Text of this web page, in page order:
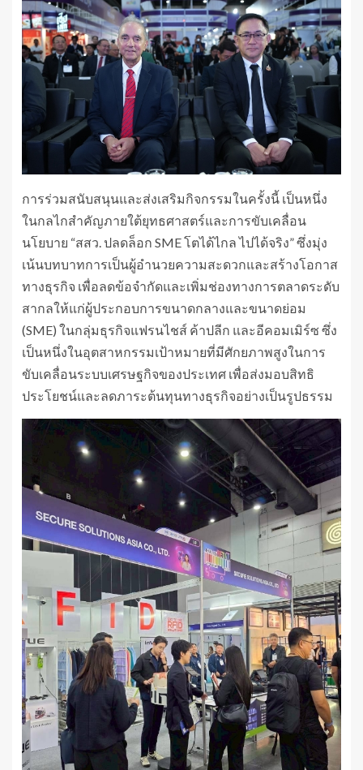
การร่วมสนับสนุนและส่งเสริมกิจกรรมในครั้งนี้ เป็นหนึ่ง
ในกลไกสำคัญภายใต้ยุทธศาสตร์และการขับเคลื่อน
นโยบาย “สสว. ปลดล็อก SME โตได้ไกล ไปได้จริง” ซึ่งมุ่ง
เน้นบทบาทการเป็นผู้อำนวยความสะดวกและสร้างโอกาส
ทางธุรกิจ เพื่อลดข้อจำกัดและเพิ่มช่องทางการตลาดระดับ
สากลให้แก่ผู้ประกอบการขนาดกลางและขนาดย่อม
(SME) ในกลุ่มธุรกิจแฟรนไชส์ ค้าปลีก และอีคอมเมิร์ซ ซึ่ง
เป็นหนึ่งในอุตสาหกรรมเป้าหมายที่มีศักยภาพสูงในการ
ขับเคลื่อนระบบเศรษฐกิจของประเทศ เพื่อส่งมอบสิทธิ
ประโยชน์และลดภาระต้นทุนทางธุรกิจอย่างเป็นรูปธรรม